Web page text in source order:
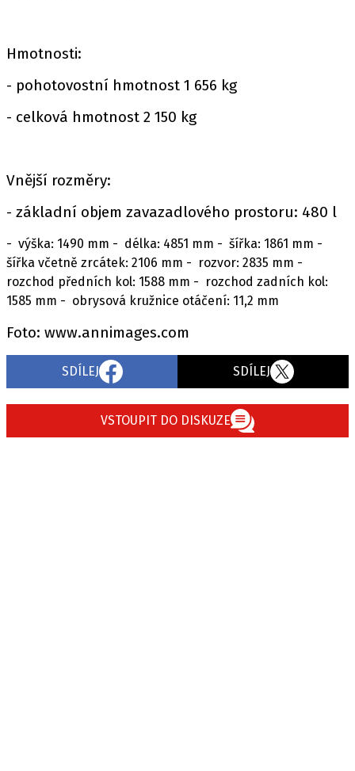
Hmotnosti:
- pohotovostní hmotnost 1 656 kg
- celková hmotnost 2 150 kg
Vnější rozměry:
- základní objem zavazadlového prostoru: 480 l
- výška: 1490 mm - délka: 4851 mm - šířka: 1861 mm -
šířka včetně zrcátek: 2106 mm - rozvor: 2835 mm -
rozchod předních kol: 1588 mm - rozchod zadních kol:
1585 mm - obrysová kružnice otáčení: 11,2 mm
Foto: www.annimages.com
SDÍLEJ SDÍLEJ
VSTOUPIT DO DISKUZE